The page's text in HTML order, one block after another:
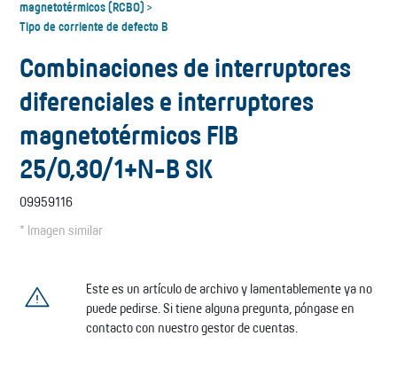
magnetotérmicos (RCBO) >
Tipo de corriente de defecto B
Combinaciones de interruptores
diferenciales e interruptores
magnetotérmicos FIB
25/0,30/1+N-B SK
09959116
* Imagen similar
Este es un artículo de archivo y lamentablemente ya no
puede pedirse. Si tiene alguna pregunta, póngase en
contacto con nuestro gestor de cuentas.